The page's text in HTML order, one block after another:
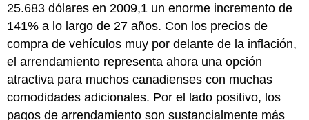
25.683 dólares en 2009,1 un enorme incremento de
141% a lo largo de 27 años. Con los precios de
compra de vehículos muy por delante de la inflación,
el arrendamiento representa ahora una opción
atractiva para muchos canadienses con muchas
comodidades adicionales. Por el lado positivo, los
pagos de arrendamiento son sustancialmente más